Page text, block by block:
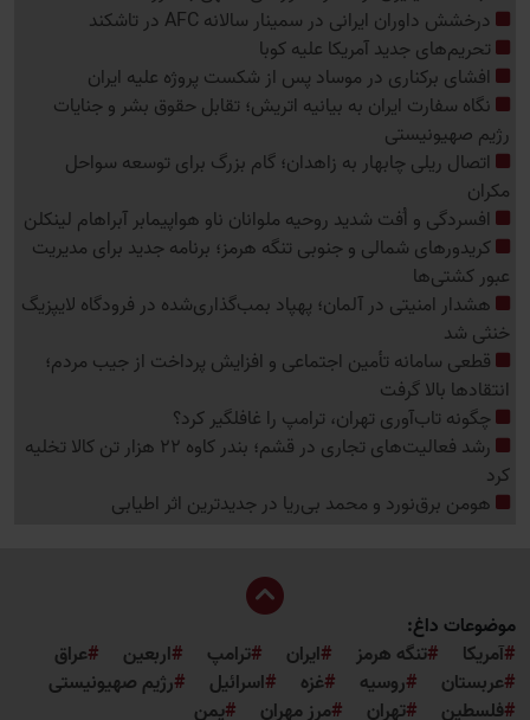
درخشش داوران ایرانی در سمینار سالانه AFC در تاشکند
تحریم‌های جدید آمریکا علیه کوبا
افشای برکناری در موساد پس از شکست پروژه علیه ایران
نگاه سفارت ایران به بیانیه اتریش؛ تقابل حقوق بشر و جنایات
رژیم صهیونیستی
اتصال ریلی چابهار به زاهدان؛ گام بزرگ برای توسعه سواحل
مکران
افسردگی و اُفت شدید روحیه ملوانان ناو هواپیمابر آبراهام لینکلن
کریدورهای شمالی و جنوبی تنگه هرمز؛ برنامه جدید برای مدیریت
عبور کشتی‌ها
هشدار امنیتی در آلمان؛ پهپاد بمب‌گذاری‌شده در فرودگاه لایپزیگ
خنثی شد
قطعی سامانه تأمین اجتماعی و افزایش پرداخت از جیب مردم؛
انتقادها بالا گرفت
چگونه تاب‌آوری تهران، ترامپ را غافلگیر کرد؟
رشد فعالیت‌های تجاری در قشم؛ بندر کاوه 22 هزار تن کالا تخلیه
کرد
هومن برق‌نورد و محمد بی‌ریا در جدیدترین اثر اطیابی
موضوعات داغ:
آمریکا
تنگه هرمز ایران ترامپ اربعین
عراق
عربستان
روسیه غزه اسرائیل
رژیم صهیونیستی
فلسطین
تهران مرز مهران یمن